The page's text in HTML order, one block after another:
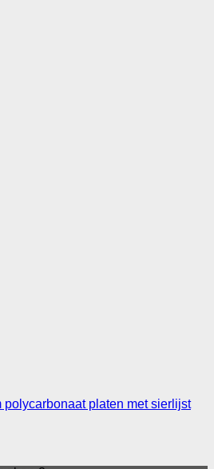
polycarbonaat platen met sierlijst